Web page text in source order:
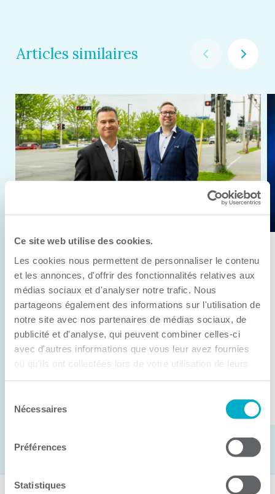
Ce site web utilise des cookies.
Les cookies nous permettent de personnaliser le contenu
et les annonces, d'offrir des fonctionnalités relatives aux
médias sociaux et d'analyser notre trafic. Nous
partageons également des informations sur l'utilisation de
notre site avec nos partenaires de médias sociaux, de
publicité et d'analyse, qui peuvent combiner celles-ci
avec d'autres informations que vous leur avez fournies
ou qu'ils ont collectées lors de votre utilisation de leurs
Nécessaires
Préférences
Statistiques
Articles similaires
Anick Métivier devient le nouveau
président de la CCI3R
C’est lors de son assemblée générale annuelle
tenue hier que la Chambre de commerce et
d’industries de ...